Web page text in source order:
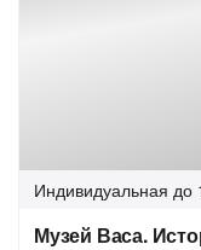
Индивидуальная до
Музей Васа.